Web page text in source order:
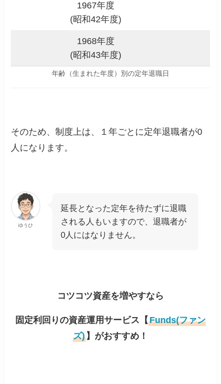
1967年度
(昭和42年度)
1968年度
(昭和43年度)
年齢（生まれた年度）別の定年退職日
そのため、制度上は、１年ごとに定年退職者が0
人になります。
ゆうひ
延長となった定年を待たずに退職
される人もいますので、退職者が
0人にはなりません。
コツコツ資産を増やすなら
固定利回りの資産運用サービス【 Funds(ファン
ズ) 】がおすすめ！